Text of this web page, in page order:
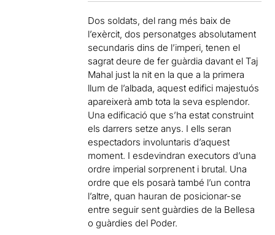
Dos soldats, del rang més baix de
l’exèrcit, dos personatges absolutament
secundaris dins de l’imperi, tenen el
sagrat deure de fer guàrdia davant el Taj
Mahal just la nit en la que a la primera
llum de l’albada, aquest edifici majestuós
apareixerà amb tota la seva esplendor.
Una edificació que s’ha estat construint
els darrers setze anys. I ells seran
espectadors involuntaris d’aquest
moment. I esdevindran executors d’una
ordre imperial sorprenent i brutal. Una
ordre que els posarà també l’un contra
l’altre, quan hauran de posicionar-se
entre seguir sent guàrdies de la Bellesa
o guàrdies del Poder.